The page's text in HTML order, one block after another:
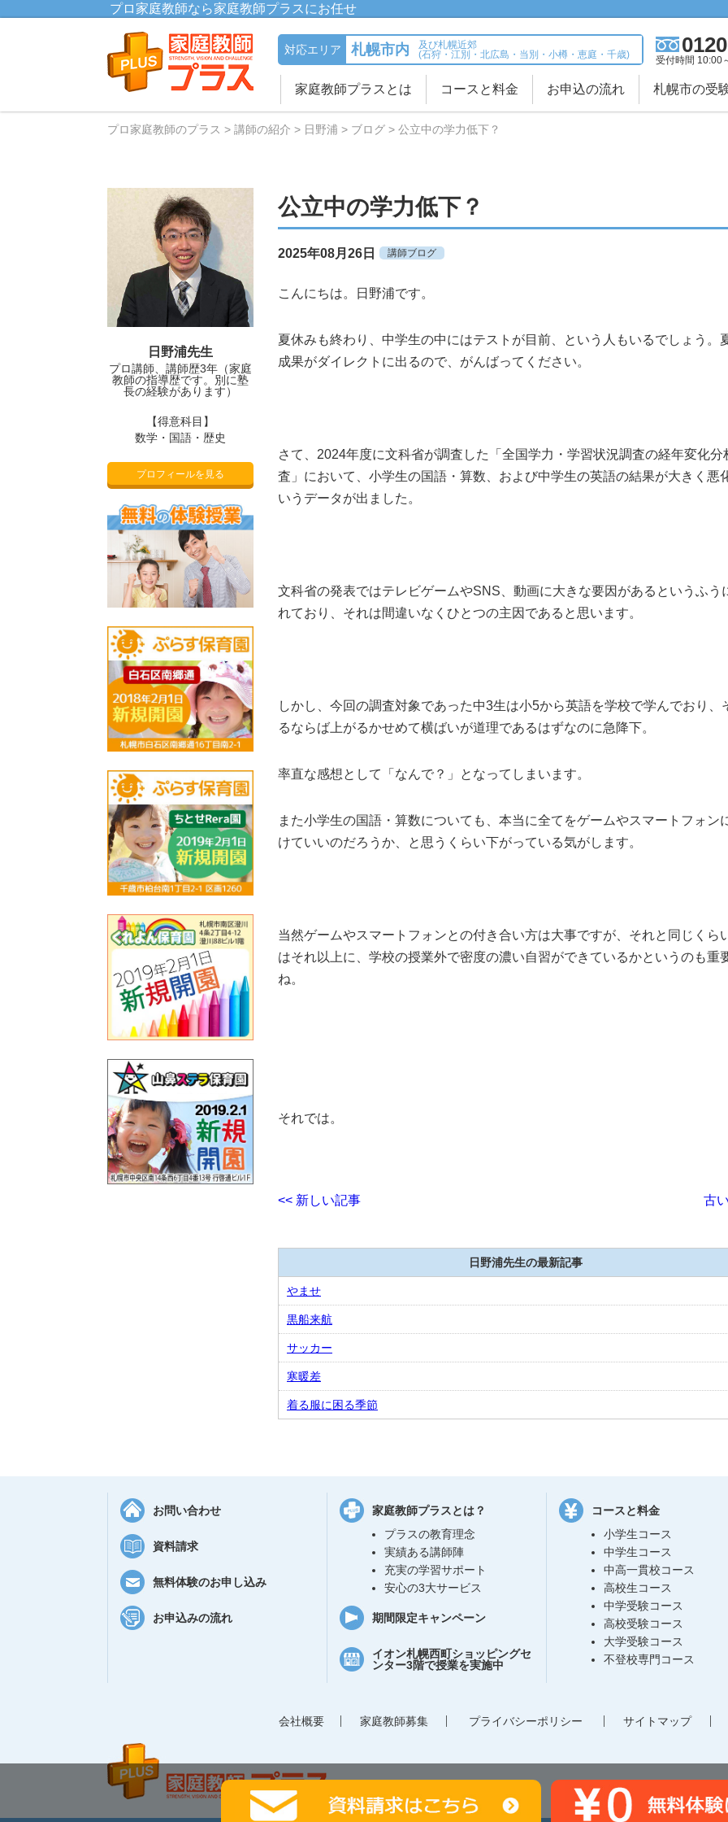
プロ家庭教師なら家庭教師プラスにお任せ
対応エリア 札幌市内
及び札幌近郊
(石狩・江別・北広島・当別・小樽・恵庭・千歳)
受付時間 10:00
家庭教師プラスとは コースと料金 お申込の流れ 札幌市の受
プロ家庭教師のプラス 講師の紹介 日野浦 ブログ 公立中の学力低下？
公立中の学力低下？
2025年08月26日 講師ブログ
こんにちは。日野浦です。
夏休みも終わり、中学生の中にはテストが目前、という人もいるでしょう。
成果がダイレクトに出るので、がんばってください。
さて、2024年度に文科省が調査した「全国学力・学習状況調査の経年変化分
査」において、小学生の国語・算数、および中学生の英語の結果が大きく悪
いうデータが出ました。
文科省の発表ではテレビゲームやSNS、動画に大きな要因があるというふう
れており、それは間違いなくひとつの主因であると思います。
しかし、今回の調査対象であった中3生は小5から英語を学校で学んでおり、
るならば上がるかせめて横ばいが道理であるはずなのに急降下。
率直な感想として「なんで？」となってしまいます。
また小学生の国語・算数についても、本当に全てをゲームやスマートフォン
けていいのだろうか、と思うくらい下がっている気がします。
当然ゲームやスマートフォンとの付き合い方は大事ですが、それと同じくら
はそれ以上に、学校の授業外で密度の濃い自習ができているかというのも重
ね。
それでは。
古
<< 新しい記事
日野浦先生の最新記事
やませ
黒船来航
サッカー
寒暖差
着る服に困る季節
日野浦先生
プロ講師、講師歴3年（家庭
教師の指導歴です。別に塾
長の経験があります）
【得意科目】
数学・国語・歴史
プロフィールを見る
お問い合わせ
資料請求
無料体験のお申し込み
お申込みの流れ
家庭教師プラスとは？
プラスの教育理念
実績ある講師陣
充実の学習サポート
安心の3大サービス
期間限定キャンペーン
イオン札幌西町ショッピングセ
ンター3階で授業を実施中
コースと料金
小学生コース
中学生コース
中高一貫校コース
高校生コース
中学受験コース
高校受験コース
大学受験コース
不登校専門コース
会社概要 家庭教師募集 プライバシーポリシー サイトマップ
北海道札幌市豊平区平岸3条7丁目